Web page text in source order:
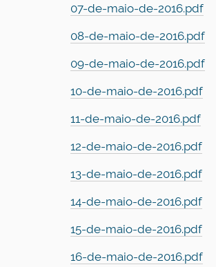
07-de-maio-de-2016.pdf
08-de-maio-de-2016.pdf
09-de-maio-de-2016.pdf
10-de-maio-de-2016.pdf
11-de-maio-de-2016.pdf
12-de-maio-de-2016.pdf
13-de-maio-de-2016.pdf
14-de-maio-de-2016.pdf
15-de-maio-de-2016.pdf
16-de-maio-de-2016.pdf